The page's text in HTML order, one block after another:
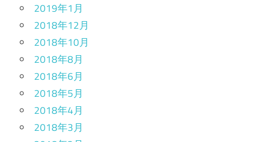
2019年1月
2018年12月
2018年10月
2018年8月
2018年6月
2018年5月
2018年4月
2018年3月